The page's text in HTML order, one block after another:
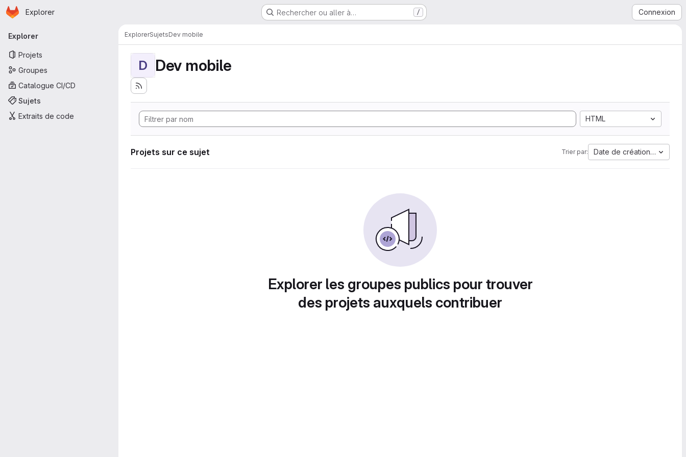
Passer au contenu principal
Page d'accueil
Explorer Rechercher ou aller à… / Connexion
Navigation principale
Explorer
Projets
Groupes
Catalogue CI/CD
Sujets
Extraits de code
ExplorerSujetsDev mobile
D Dev mobile
HTML
Projets sur ce sujet Trier par: Date de création la plus
Explorer les groupes publics pour trouver
des projets auxquels contribuer